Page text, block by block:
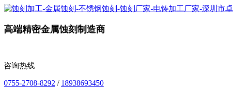
高端精密金属蚀刻制造商
咨询热线
0755-2708-8292 / 18938693450